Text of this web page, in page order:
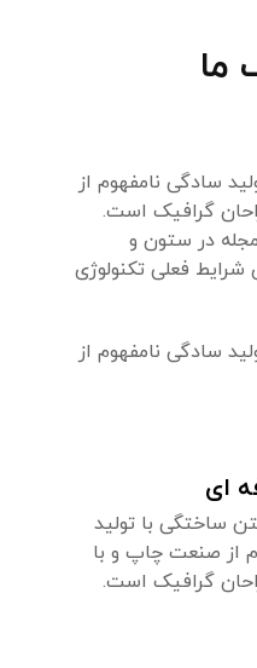
ما
سادگی نامفهوم از
گرافیک است.
مجله در ستون و
فعلی تکنولوژی
سادگی نامفهوم از
ای
ساختگی با تولید
از صنعت چاپ و با
گرافیک است.